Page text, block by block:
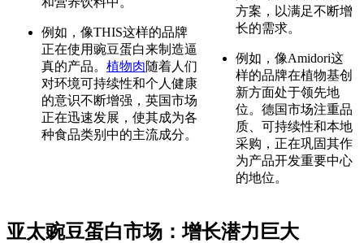
例如，像THIS这样的品牌
正在使用豌豆蛋白来制造逼
真的产品。 植物肉随着人们
对环境可持续性和个人健康
的意识不断增强，英国市场
正在迅速发展，使其成为各
种食品类别中的主流成分。
方案，以满足不断增
长的需求。
例如，像Amidori这
样的品牌在植物基创
新方面处于领先地
位。德国市场注重品
质、可持续性和本地
采购，正在巩固其作
为产品开发重要中心
的地位。
亚太豌豆蛋白市场：增长潜力巨大